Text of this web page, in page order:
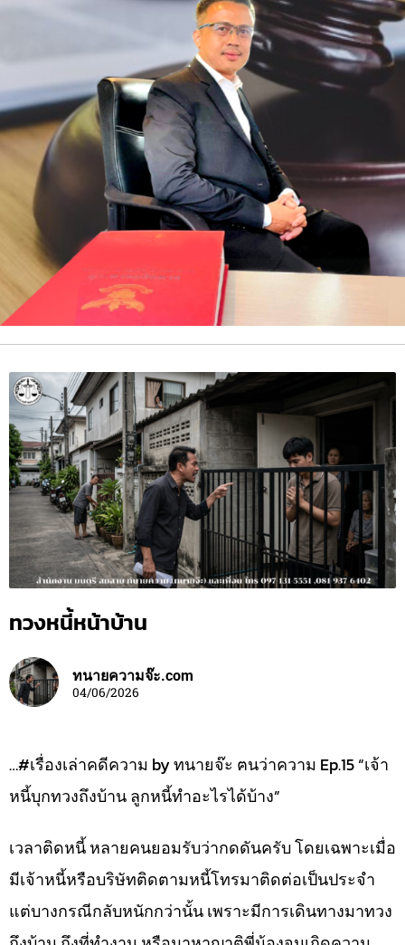
ทวงหนี้หน้าบ้าน
ทนายความจ๊ะ.com
04/06/2026
…#เรื่องเล่าคดีความ by ทนายจ๊ะ ฅนว่าความ Ep.15 “เจ้า
หนี้บุกทวงถึงบ้าน ลูกหนี้ทำอะไรได้บ้าง”
เวลาติดหนี้ หลายคนยอมรับว่ากดดันครับ โดยเฉพาะเมื่อ
มีเจ้าหนี้หรือบริษัทติดตามหนี้โทรมาติดต่อเป็นประจำ
แต่บางกรณีกลับหนักกว่านั้น เพราะมีการเดินทางมาทวง